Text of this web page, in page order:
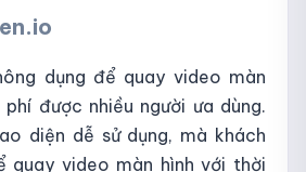
dụng để quay video màn
được nhiều người ưa dùng.
diện dễ sử dụng, mà khách
quay video màn hình với thời